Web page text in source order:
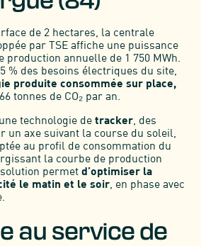
de 2 hectares, la centrale
par TSE affiche une puissance
production annuelle de 1 750 MWh.
% des besoins électriques du site,
produite consommée sur place,
tonnes de CO₂ par an.
technologie de tracker, des
un axe suivant la course du soleil,
au profil de consommation du
la courbe de production
permet d’optimiser la
le matin et le soir, en phase avec
au service de